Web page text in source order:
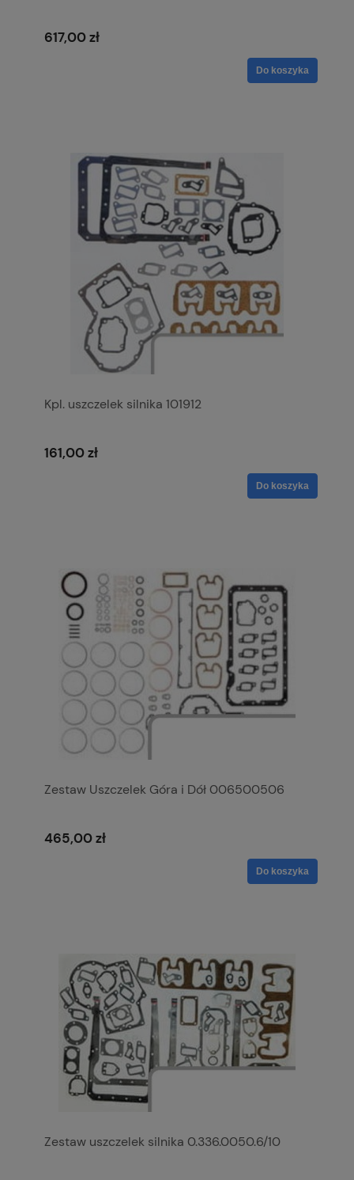
617,00 zł
Do koszyka
Kpl. uszczelek silnika 101912
161,00 zł
Do koszyka
Zestaw Uszczelek Góra i Dół 006500506
465,00 zł
Do koszyka
Zestaw uszczelek silnika 0.336.0050.6/10